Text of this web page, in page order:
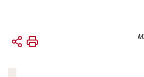
Vous
Accueil